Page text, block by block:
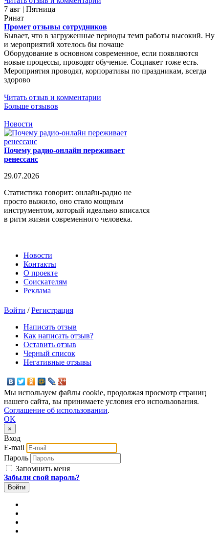
7 авг | Пятница
Ринат
Промет отзывы сотрудников
Бывает, что в загруженные периоды темп работы высокий. Ну
и мероприятий хотелось бы почаще
Оборудование в основном современное, если появляются
новые процессы, проводят обучение. Соцпакет тоже есть.
Мероприятия проводят, корпоративы по праздникам, всегда
здорово
Читать отзыв и комментарии
Больше отзывов
Новости
Почему радио-онлайн переживает
ренессанс
29.07.2026
Статистика говорит: онлайн-радио не
просто выжило, оно стало мощным
инструментом, который идеально вписался
в ритм жизни современного человека.
Новости
Контакты
О проекте
Соискателям
Реклама
Войти /Регистрация
Написать отзыв
Как написать отзыв?
Оставить отзыв
Черный список
Негативные отзывы
Мы используем файлы cookie, продолжая просмотр страниц
нашего сайта, вы принимаете условия его использования.
Соглашение об использовании.
OK
×
Вход
E-mail
Пароль
Запомнить меня
Забыли свой пароль?